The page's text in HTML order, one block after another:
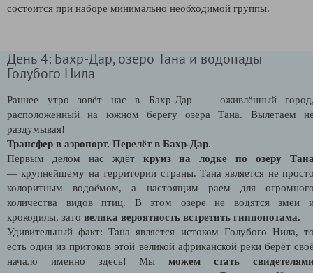
состоится при наборе минимально необходимой группы.
День 4: Бахр-Дар, озеро Тана и водопады
Голубого Нила
Раннее утро зовёт нас в Бахр-Дар — оживлённый
расположенный на южном берегу озера Тана. Вылетаем
раздумывая!
Трансфер в аэропорт. Перелёт в Бахр-Дар.
Первым делом нас ждёт круиз на лодке по озеру
— крупнейшему на территории страны. Тана является не
колоритным водоёмом, а настоящим раем для
количества видов птиц. В этом озере не водятся змеи
крокодилы, зато велика вероятность встретить гиппопотама.
Удивительный факт: Тана является истоком Голубого Нила,
есть один из притоков этой великой африканской реки берёт
начало именно здесь! Мыможем стать